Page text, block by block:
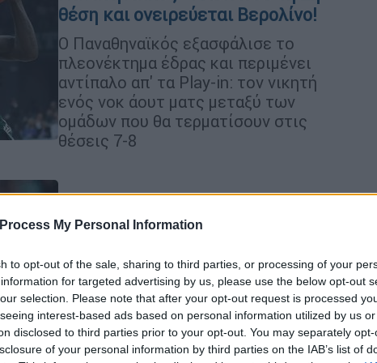
My Personal Information
to opt-out of the sale, sharing to third parties, or processing of your
for targeted advertising by us, please use the below opt-out
selection. Please note that after your opt-out request is processed
interest-based ads based on personal information utilized by us
disclosed to third parties prior to your opt-out. You may separately
of your personal information by third parties on the IAB’s list of
θέση και ονειρεύεται Βερολίνο!
Ο Παναθηναϊκός εξασφάλισε το
πλεονέκτημα έδρας και περιμένει
αντίπαλο απ' τα Play-in: τον νικητή
ενός νοκ άουτ ματς μεταξύ των
ομάδων που θα τερματίσουν στις
θέσεις 7-8
Ο Τζέκο έδειξε την τουρκική
Ολυμπιακού - Τον αποθεώνουν
στην Τουρκία
Κίνηση που προκάλεσε αντιδράσεις
στην Ελλάδα και αποθέωση στην
Τουρκία